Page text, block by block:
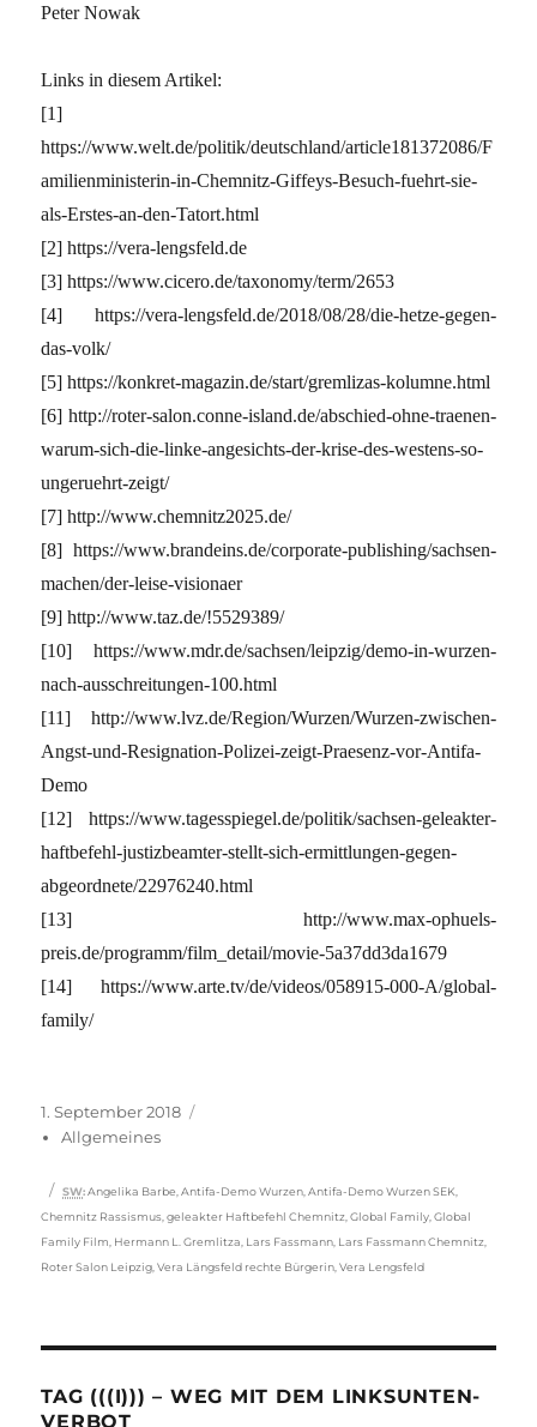
Peter Nowak
Links in diesem Artikel:
[1]
https://www.welt.de/politik/deutschland/article181372086/F
amilienministerin-in-Chemnitz-Giffeys-Besuch-fuehrt-sie-
als-Erstes-an-den-Tatort.html
[2] https://vera-lengsfeld.de
[3] https://www.cicero.de/taxonomy/term/2653
[4] https://vera-lengsfeld.de/2018/08/28/die-hetze-gegen-
das-volk/
[5] https://konkret-magazin.de/start/gremlizas-kolumne.html
[6] http://roter-salon.conne-island.de/abschied-ohne-traenen-
warum-sich-die-linke-angesichts-der-krise-des-westens-so-
ungeruehrt-zeigt/
[7] http://www.chemnitz2025.de/
[8] https://www.brandeins.de/corporate-publishing/sachsen-
machen/der-leise-visionaer
[9] http://www.taz.de/!5529389/
[10] https://www.mdr.de/sachsen/leipzig/demo-in-wurzen-
nach-ausschreitungen-100.html
[11] http://www.lvz.de/Region/Wurzen/Wurzen-zwischen-
Angst-und-Resignation-Polizei-zeigt-Praesenz-vor-Antifa-
Demo
[12] https://www.tagesspiegel.de/politik/sachsen-geleakter-
haftbefehl-justizbeamter-stellt-sich-ermittlungen-gegen-
abgeordnete/22976240.html
[13] http://www.max-ophuels-
preis.de/programm/film_detail/movie-5a37dd3da1679
[14] https://www.arte.tv/de/videos/058915-000-A/global-
family/
Veröffentlicht
am
1. September 2018
Allgemeines
Schlagwörter
SW: Angelika Barbe ,Antifa-Demo Wurzen ,Antifa-Demo Wurzen SEK
Chemnitz Rassismus ,geleakter Haftbefehl Chemnitz ,Global Family ,Global
Family Film Hermann L. Gremlitza Lars Fassmann Lars Fassmann Chemnitz
Roter Salon Leipzig ,Vera Längsfeld rechte Bürgerin ,Vera Lengsfeld
TAG (((I))) – WEG MIT DEM LINKSUNTEN-
VERBOT